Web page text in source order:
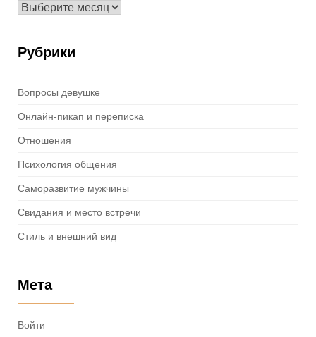
Архивы
Рубрики
Вопросы девушке
Онлайн-пикап и переписка
Отношения
Психология общения
Саморазвитие мужчины
Свидания и место встречи
Стиль и внешний вид
Мета
Войти